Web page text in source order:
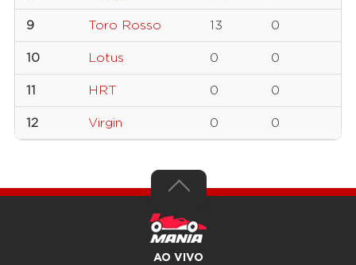
9 Toro Rosso 13 0
10 Lotus 0 0
11 HRT 0 0
12 Virgin 0 0
AO VIVO